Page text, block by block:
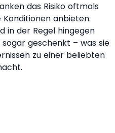
das Risiko oftmals
anbieten.
in der Regel hingegen
geschenkt – was sie
zu einer beliebten